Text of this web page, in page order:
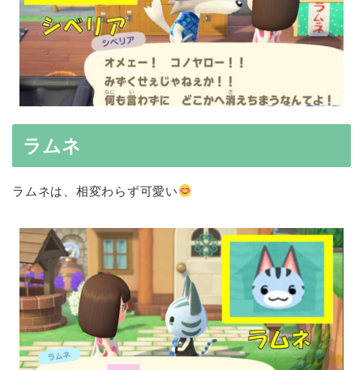
ラムネ
ラムネは、相変わらず可愛い